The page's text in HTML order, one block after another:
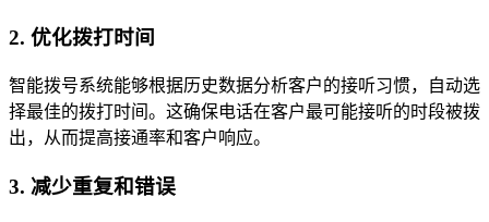
2. 优化拨打时间
智能拨号系统能够根据历史数据分析客户的接听习惯，自动选
择最佳的拨打时间。这确保电话在客户最可能接听的时段被拨
出，从而提高接通率和客户响应。
3. 减少重复和错误